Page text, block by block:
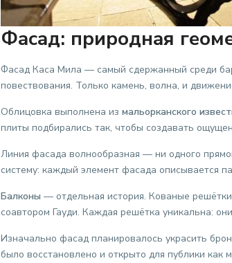
Фасад: природная
Фасад Каса Мила — самый сдержанный среди
повествования. Только камень, волна, и
Облицовка выполнена из мальорканского
плиты подбирались так, чтобы создавать
Линия фасада волнообразная — ни одного
систему: каждый элемент фасада описывается
Балконы — отдельная история. Кованые
соавтором Гауди. Каждая решётка уникальна:
Изначально фасад планировалось украсить
было восстановлено и открыто для публики как